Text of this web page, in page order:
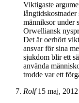
Viktigaste
männiksor under
Orwelliansk
Det är oerhört
ansvar för sina
sjukdom blir ett
använda
trodde var ett
Rolf 15 maj, 2012